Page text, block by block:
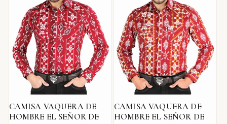
CAMISA VAQUERA DE
HOMBRE EL SEÑOR DE
CAMISA VAQUERA DE
HOMBRE EL SEÑOR DE